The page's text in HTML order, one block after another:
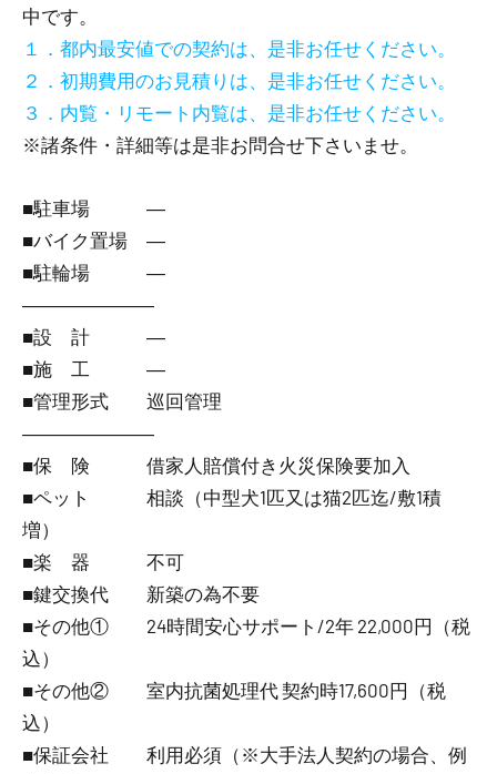
中です。
１．都内最安値での契約は、是非お任せください。
２．初期費用のお見積りは、是非お任せください。
３．内覧・リモート内覧は、是非お任せください。
※諸条件・詳細等は是非お問合せ下さいませ。
■駐車場 ―
■バイク置場 ―
■駐輪場 ―
―――――――
■設 計 ―
■施 工 ―
■管理形式 巡回管理
―――――――
■保 険 借家人賠償付き火災保険要加入
■ペット 相談（中型犬1匹又は猫2匹迄/敷1積
増）
■楽 器 不可
■鍵交換代 新築の為不要
■その他① 24時間安心サポート/2年 22,000円（税
込）
■その他② 室内抗菌処理代 契約時17,600円（税
込）
■保証会社 利用必須（※大手法人契約の場合、例